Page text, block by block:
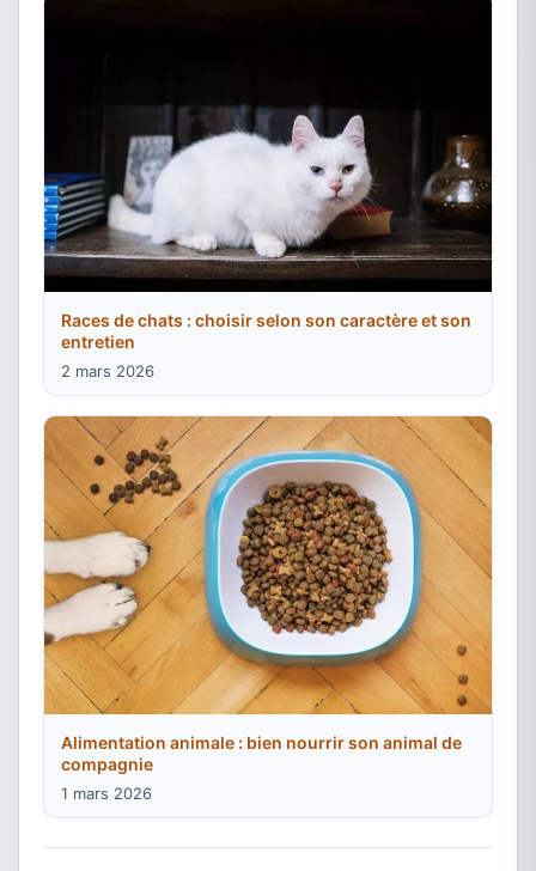
Races de chats : choisir selon son caractère et son
entretien
2 mars 2026
Alimentation animale : bien nourrir son animal de
compagnie
1 mars 2026